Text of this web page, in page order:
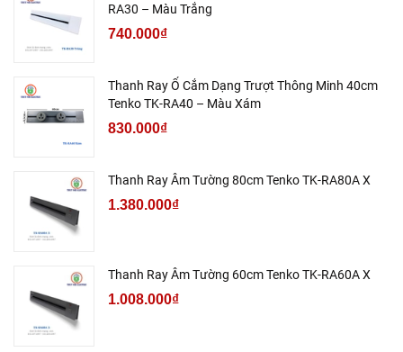
RA30 – Màu Trắng
740.000₫
Thanh Ray Ổ Cắm Dạng Trượt Thông Minh 40cm
Tenko TK-RA40 – Màu Xám
830.000₫
Thanh Ray Âm Tường 80cm Tenko TK-RA80A X
1.380.000₫
Thanh Ray Âm Tường 60cm Tenko TK-RA60A X
1.008.000₫